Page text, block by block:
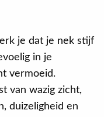
je dat je nek stijf
in je
vermoeid.
van wazig zicht,
duizeligheid en